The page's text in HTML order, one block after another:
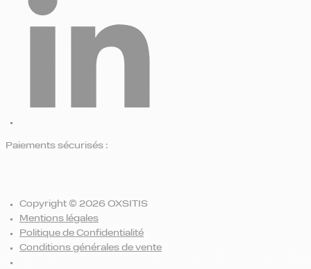
Paiements sécurisés :
Copyright © 2026 OXSITIS
Mentions légales
Politique de Confidentialité
Conditions générales de vente